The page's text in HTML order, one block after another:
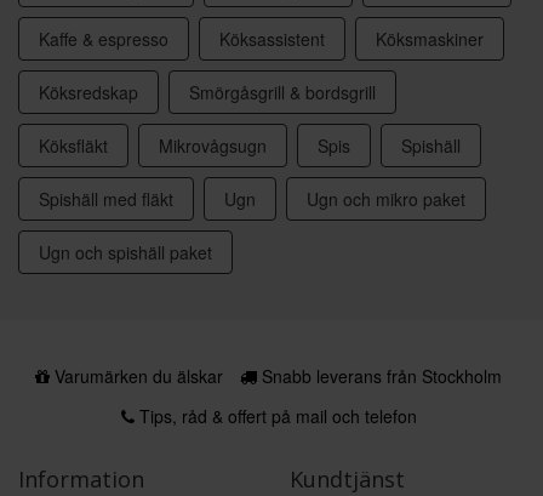
Kaffe & espresso Köksassistent Köksmaskiner
Köksredskap Smörgåsgrill & bordsgrill
Köksfläkt Mikrovågsugn Spis Spishäll
Spishäll med fläkt Ugn Ugn och mikro paket
Ugn och spishäll paket
Varumärken du älskar
Snabb leverans från Stockholm
Tips, råd & offert på mail och telefon
Information Kundtjänst